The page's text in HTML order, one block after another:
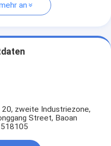
an
20, zweite Industriezone,
Street, Baoan